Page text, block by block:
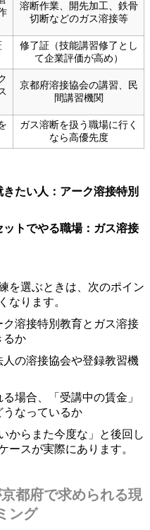
溶断作業、開先加工、鉄骨
切断などのガス溶接等
修了証（技能講習修了とし
て企業評価が高め）
京都府溶接協会の講習、民
間講習機関
ガス溶断を扱う職場に行く
なら高優先度
たい人：アーク溶接特別
トでやる職場：ガス溶接
を選ぶときは、次のポイン
なります。
溶接特別教育とガス溶接
るか
の溶接協会や登録教習機
場合、「受講中の賃金」
なっているか
からまた今度な」と後回し
ースが実際にあります。
都府で求められる現
ング